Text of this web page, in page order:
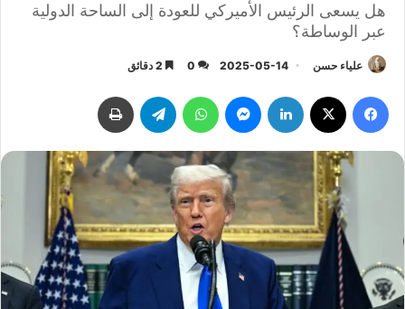
هل يسعى الرئيس الأميركي للعودة إلى الساحة الدولية
عبر الوساطة؟
علياء حسن 2025-05-14
0